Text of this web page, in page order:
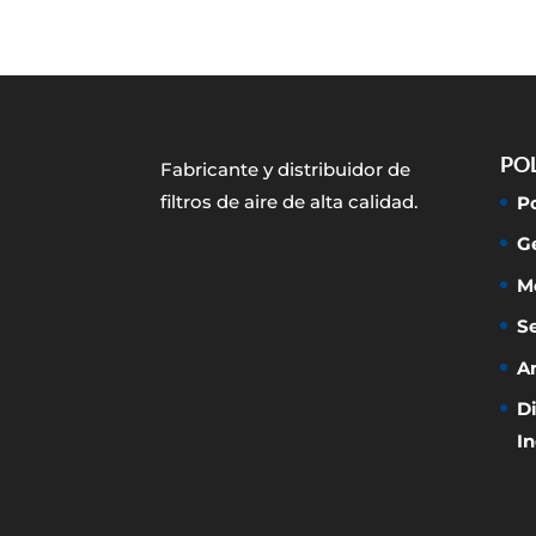
Fabricante y distribuidor de
filtros de aire de alta calidad.